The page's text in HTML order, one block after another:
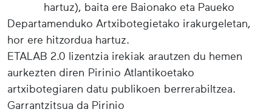
hartuz), baita ere Baionako eta Paueko
Departamenduko Artxibotegietako irakurgeletan,
hor ere hitzordua hartuz.
ETALAB 2.0 lizentzia irekiak arautzen du hemen
aurkezten diren Pirinio Atlantikoetako
artxibotegiaren datu publikoen berrerabiltzea.
Garrantzitsua da Pirinio